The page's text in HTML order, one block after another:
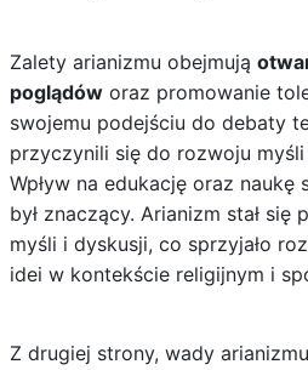
Zalety arianizmu obejmują
poglądóworaz promowanie
swojemu podejściu do debaty
przyczynili się do rozwoju
Wpływ na edukację oraz naukę
był znaczący. Arianizm stał
myśli i dyskusji, co sprzyjało
idei w kontekście religijnym i
Z drugiej strony, wady